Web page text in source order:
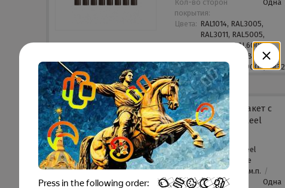
Кол-во сторон
покрытия:
Одна
Цвета: RAL1014, RAL3005,
RAL3011, RAL5005,
RAL5021, RAL6005,
RAL7004, RAL8004,
RAL8017, RAL9003, RR32
Полукруглый штакет с
покрытием Ecosteel
Texture
Тип
покрытия:
Ecosteel
Texture
Единица измерения: м.п. /
Кол-во сторон
Одна